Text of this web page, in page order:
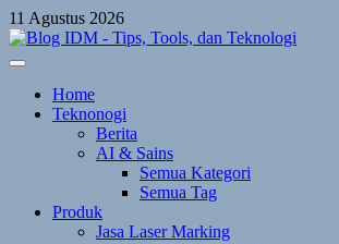
Skip
to
content
11 Agustus 2026
Home
Teknonogi
Berita
AI & Sains
Semua Kategori
Semua Tag
Produk
Jasa Laser Marking